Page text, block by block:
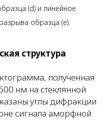
(d) и линейное
образца (e).
структура
полученная
нм на стеклянной
углы дифракции
сигнала аморфной